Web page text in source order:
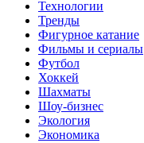
Технологии
Тренды
Фигурное катание
Фильмы и сериалы
Футбол
Хоккей
Шахматы
Шоу-бизнес
Экология
Экономика